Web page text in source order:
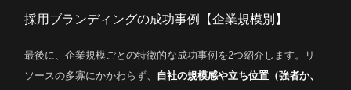
採用ブランディングの成功事例【企業規模別】
最後に、企業規模ごとの特徴的な成功事例を2つ紹介します。リ
ソースの多寡にかかわらず、
自社の規模感や立ち位置（強者か、